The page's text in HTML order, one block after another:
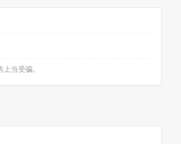
当受骗。